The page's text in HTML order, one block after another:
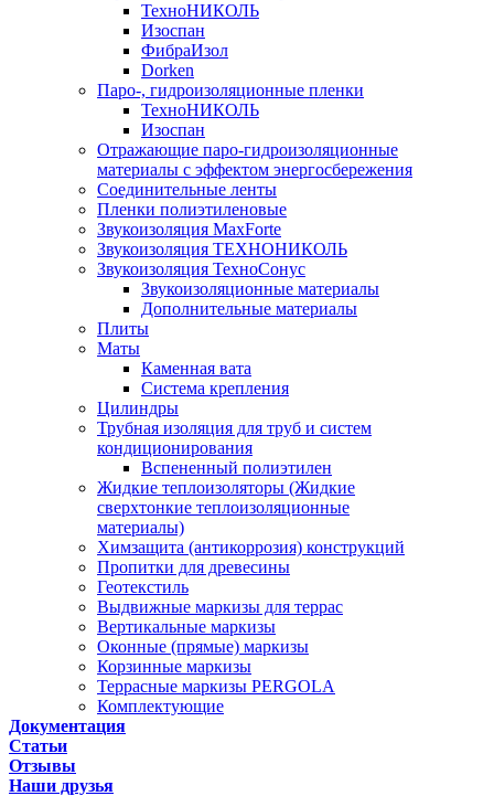
ТехноНИКОЛЬ
Изоспан
ФибраИзол
Dorken
Паро-, гидроизоляционные пленки
ТехноНИКОЛЬ
Изоспан
Отражающие паро-гидроизоляционные
материалы с эффектом энергосбережения
Соединительные ленты
Пленки полиэтиленовые
Звукоизоляция MaxForte
Звукоизоляция ТЕХНОНИКОЛЬ
Звукоизоляция ТехноСонус
Звукоизоляционные материалы
Дополнительные материалы
Плиты
Маты
Каменная вата
Система крепления
Цилиндры
Трубная изоляция для труб и систем
кондиционирования
Вспененный полиэтилен
Жидкие теплоизоляторы (Жидкие
сверхтонкие теплоизоляционные
материалы)
Химзащита (антикоррозия) конструкций
Пропитки для древесины
Геотекстиль
Выдвижные маркизы для террас
Вертикальные маркизы
Оконные (прямые) маркизы
Корзинные маркизы
Террасные маркизы PERGOLA
Комплектующие
Документация
Статьи
Отзывы
Наши друзья